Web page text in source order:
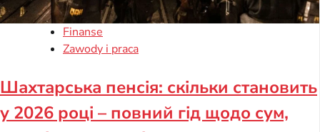
Finanse
Zawody i praca
Шахтарська пенсія: скільки становить
у 2026 році – повний гід щодо сум,